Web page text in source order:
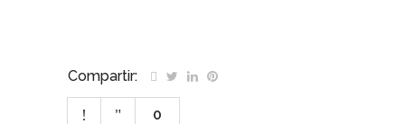
Compartir:
0